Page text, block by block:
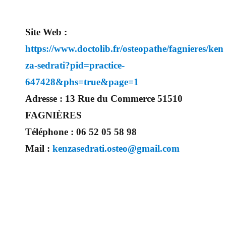
Site Web :
https://www.doctolib.fr/osteopathe/fagnieres/ken
za-sedrati?pid=practice-
647428&phs=true&page=1
Adresse : 13 Rue du Commerce 51510
FAGNIÈRES
Téléphone : 06 52 05 58 98
Mail : kenzasedrati.osteo@gmail.com